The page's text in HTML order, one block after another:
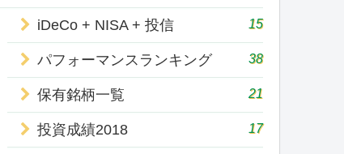
iDeCo + NISA + 投信 15
パフォーマンスランキング 38
保有銘柄一覧 21
投資成績2018 17